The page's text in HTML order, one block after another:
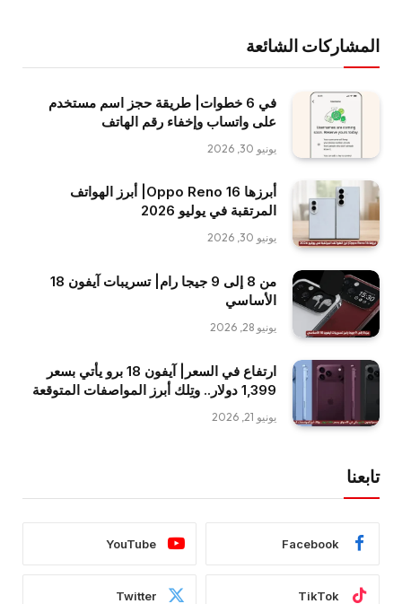
المشاركات الشائعة
في 6 خطوات| طريقة حجز اسم مستخدم
على واتساب وإخفاء رقم الهاتف
يونيو 30, 2026
أبرزها Oppo Reno 16| أبرز الهواتف
المرتقبة في يوليو 2026
يونيو 30, 2026
من 8 إلى 9 جيجا رام| تسريبات آيفون 18
الأساسي
يونيو 28, 2026
ارتفاع في السعر| آيفون 18 برو يأتي بسعر
1,399 دولار.. وتِلك أبرز المواصفات المتوقعة
يونيو 21, 2026
تابعنا
Facebook
YouTube
TikTok
Twitter